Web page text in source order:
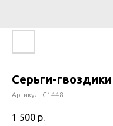
Серьги-гвоздики
Артикул: С1448
1 500 р.